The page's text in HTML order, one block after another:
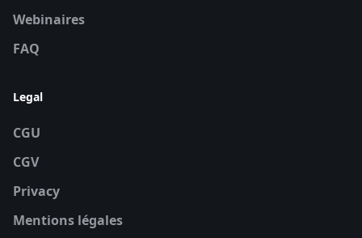
Webinaires
FAQ
Legal
CGU
CGV
Privacy
Mentions légales